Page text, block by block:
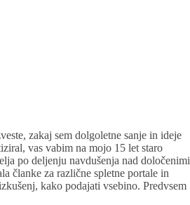
zakaj sem dolgoletne sanje in ideje
vas vabim na mojo 15 let staro
po deljenju navdušenja nad določenimi
članke za različne spletne portale in
kako podajati vsebino. Predvsem